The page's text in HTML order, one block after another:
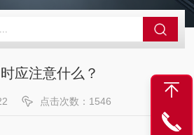
应注意什么？
点击次数：1546